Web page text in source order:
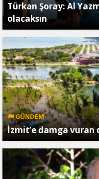
Türkan Şoray: Al
olacaksın
GÜNDEM
İzmit’e damga vuran